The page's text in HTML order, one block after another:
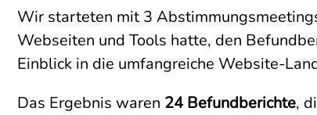
Wir starteten mit 3
Webseiten und Tools hatte, den
Einblick in die umfangreiche Website-
Das Ergebnis waren 24 Befundberichte,